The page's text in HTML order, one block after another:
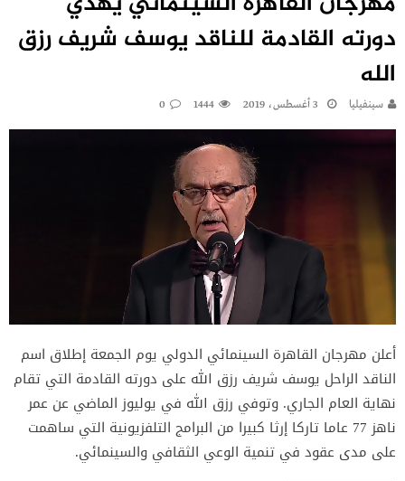
دورته القادمة للناقد يوسف شريف رزق
الله
سينفيليا 3 أغسطس، 2019 1444
0
أعلن مهرجان القاهرة السينمائي الدولي يوم الجمعة إطلاق اسم
الناقد الراحل يوسف شريف رزق الله على دورته القادمة التي تقام
نهاية العام الجاري. وتوفي رزق الله في يوليوز الماضي عن عمر
ناهز 77 عاما تاركا إرثا كبيرا من البرامج التلفزيونية التي ساهمت
على مدى عقود في تنمية الوعي الثقافي والسينمائي.